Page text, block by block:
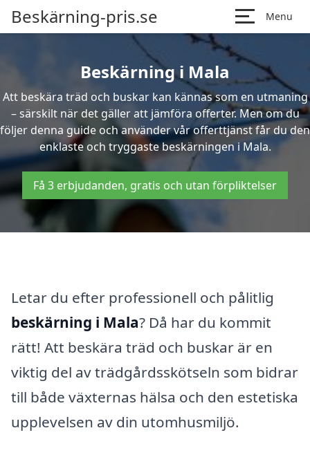
Beskärning-pris.se Menu
Beskärning i Mala
Att beskära träd och buskar kan kännas som en utmaning
– särskilt när det gäller att jämföra offerter. Men om du
följer denna guide och använder vår offerttjänst får du den
enklaste och tryggaste beskärningen i Mala.
Få 3 erbjudanden, gratis och utan förpliktelser
Letar du efter professionell och pålitlig
beskärning i Mala? Då har du kommit
rätt! Att beskära träd och buskar är en
viktig del av trädgårdsskötseln som bidrar
till både växternas hälsa och den estetiska
upplevelsen av din utomhusmiljö.